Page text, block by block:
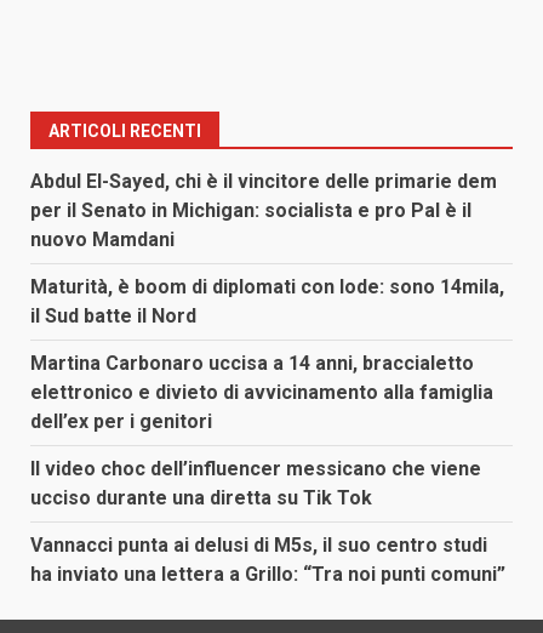
ARTICOLI RECENTI
Abdul El-Sayed, chi è il vincitore delle primarie dem
per il Senato in Michigan: socialista e pro Pal è il
nuovo Mamdani
Maturità, è boom di diplomati con lode: sono 14mila,
il Sud batte il Nord
Martina Carbonaro uccisa a 14 anni, braccialetto
elettronico e divieto di avvicinamento alla famiglia
dell’ex per i genitori
Il video choc dell’influencer messicano che viene
ucciso durante una diretta su Tik Tok
Vannacci punta ai delusi di M5s, il suo centro studi
ha inviato una lettera a Grillo: “Tra noi punti comuni”